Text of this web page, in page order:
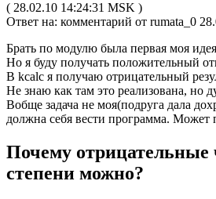
( 28.02.10 14:24:31 MSK )
Ответ на: комментарий от rumata_0
Брать по модулю была первая моя
Но я буду получать положительный
В kcalc я получаю отрицательный
Не знаю как там это реализована, но
Вобще задача не моя(подруга дала
должна себя вести программа. Может
Почему отрицательные
степени можно?